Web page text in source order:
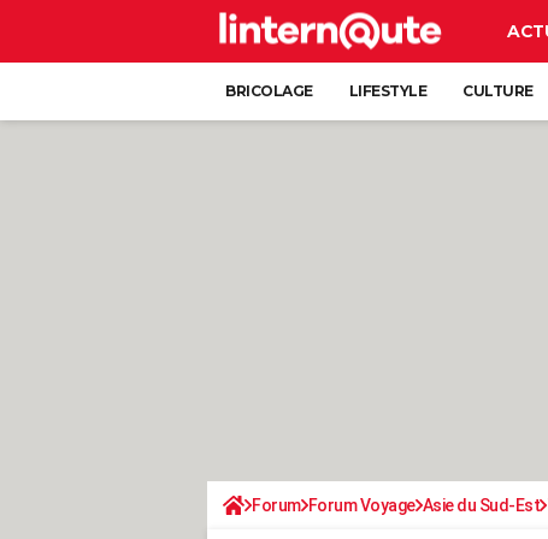
BRICOLAGE LIFESTYLE CULTURE
Forum Forum Voyage Asie du Sud-Est